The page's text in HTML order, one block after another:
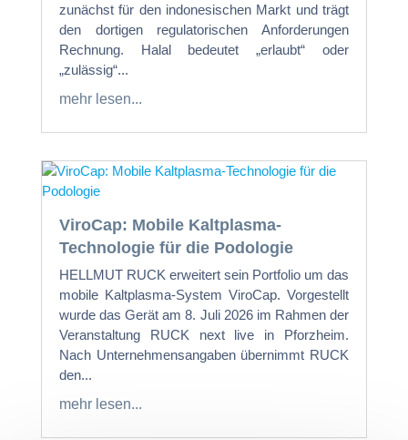
zunächst für den indonesischen Markt und trägt
den dortigen regulatorischen Anforderungen
Rechnung. Halal bedeutet „erlaubt“ oder
„zulässig“...
mehr lesen...
ViroCap: Mobile Kaltplasma-
Technologie für die Podologie
HELLMUT RUCK erweitert sein Portfolio um das
mobile Kaltplasma-System ViroCap. Vorgestellt
wurde das Gerät am 8. Juli 2026 im Rahmen der
Veranstaltung RUCK next live in Pforzheim.
Nach Unternehmensangaben übernimmt RUCK
den...
mehr lesen...